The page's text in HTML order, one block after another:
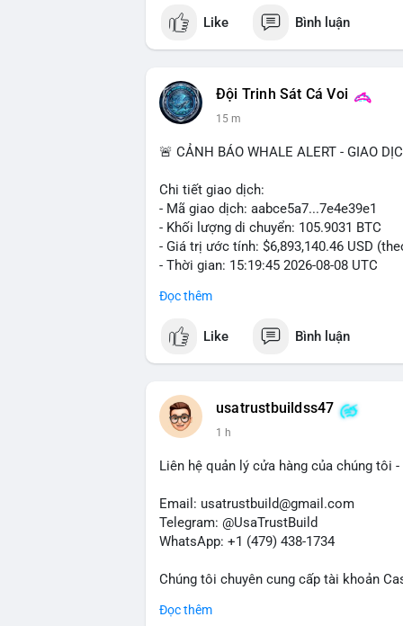
$btc $eth
#vlikevn #titanbot
📰 Nguồn: Cointelegraph
Like Bình luận
Đội Trinh Sát Cá Voi
15 m
🚨 CẢNH BÁO WHALE ALERT - GIAO
Chi tiết giao dịch:
- Mã giao dịch: aabce5a7...7e4e39e1
- Khối lượng di chuyển: 105.9031 BTC
- Giá trị ước tính: $6,893,140.46 USD
- Thời gian: 15:19:45 2026-08-08 UTC
Nhận định phân tích:
nhất cho thấy dấu hiệu của một tổ
lượng này đủ lớn để gây biến động giá
dịch, áp lực bán ngắn hạn có thể hình
năng cao là hành động tích lũy dài hạn.
động lớn, do vậy động thái này cần
Lời khuyên:
sàn lớn thay vì phản ứng theo cảm xúc.
giao dịch.
Đọc thêm
Like Bình luận
usatrustbuildss47
1 h
Liên hệ quản lý cửa hàng của chúng tôi
Email: usatrustbuild@gmail.com
Telegram: @UsaTrustBuild
WhatsApp: +1 (479) 438-1734
Chúng tôi chuyên cung cấp tài khoản
toán USDT và các giao dịch tiền mặt tại
Đọc thêm